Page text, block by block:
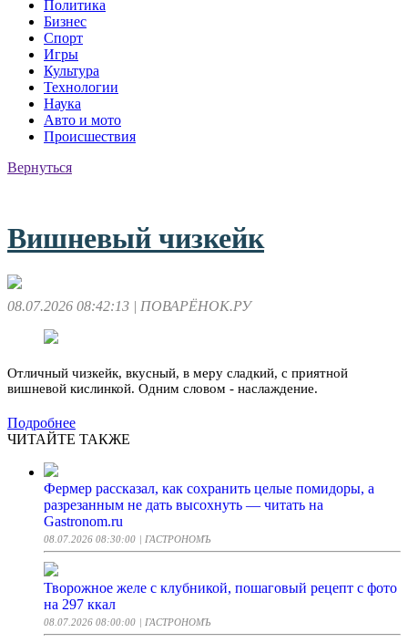
Политика
Бизнес
Спорт
Игры
Культура
Технологии
Наука
Авто и мото
Происшествия
Вернуться
Вишневый чизкейк
08.07.2026 08:42:13 | ПОВАРЁНОК.РУ
Отличный чизкейк, вкусный, в меру сладкий, с приятной
вишневой кислинкой. Одним словом - наслаждение.
Подробнее
ЧИТАЙТЕ ТАКЖЕ
Фермер рассказал, как сохранить целые помидоры, а
разрезанным не дать высохнуть — читать на
Gastronom.ru
08.07.2026 08:30:00 | ГАСТРОНОМЪ
Творожное желе с клубникой, пошаговый рецепт с фото
на 297 ккал
08.07.2026 08:00:00 | ГАСТРОНОМЪ